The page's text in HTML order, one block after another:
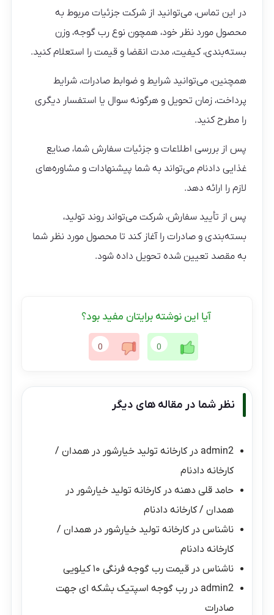
در این تماس، می‌توانید از شرکت جزئیات مربوط به
محصول مورد نظر خود، همچون نوع رب گوجه، وزن
بسته‌بندی، کیفیت، مدت انقضا و قیمت را استعلام کنید.
همچنین، می‌توانید شرایط و ضوابط صادرات، شرایط
پرداخت، زمان تحویل و هرگونه سوال یا استفسار دیگری
را مطرح کنید.
پس از بررسی اطلاعات و جزئیات سفارش شما، صنایع
غذایی دادنام می‌تواند به شما پیشنهادات و مشاوره‌های
لازم را ارائه دهد.
پس از تأیید سفارش، شرکت می‌تواند روند تولید،
بسته‌بندی و صادرات را آغاز کند تا محصول مورد نظر شما
به مقصد تعیین شده تحویل داده شود.
آیا این نوشته برایتان مفید بود؟
0
0
نظر شما در مقاله های دیگر
admin2 درکارخانه تولید خیارشور در همدان /
کارخانه دادنام
حامد قلی دهنه درکارخانه تولید خیارشور در
همدان / کارخانه دادنام
ناشناس درکارخانه تولید خیارشور در همدان /
کارخانه دادنام
ناشناس درقیمت رب گوجه فرنگی ۱۰ کیلویی
admin2 دررب گوجه اسپتیک بشکه ای جهت
صادرات